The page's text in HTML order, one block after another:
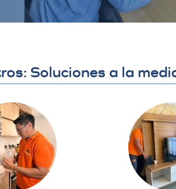
Soluciones a la